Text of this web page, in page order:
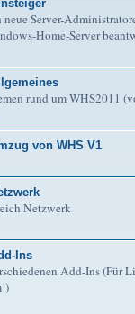
Server-
Home-Server
rund um WHS2011
von WHS V1
Netzwerk
Ins
Add-Ins (Für